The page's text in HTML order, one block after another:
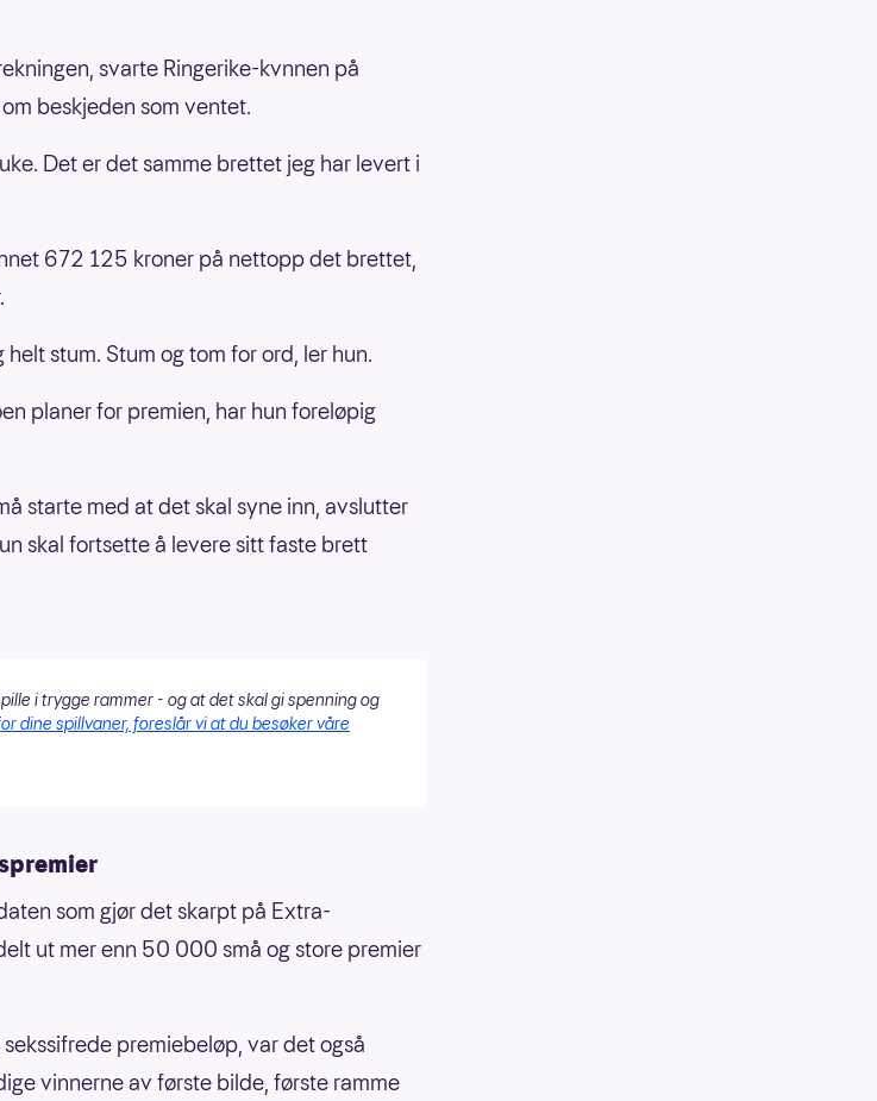
svarte Ringerike-kvnnen på
beskjeden som ventet.
Det er det samme brettet jeg har levert i
672 125 kroner på nettopp det brettet,
stum. Stum og tom for ord, ler hun.
planer for premien, har hun foreløpig
starte med at det skal syne inn, avslutter
skal fortsette å levere sitt faste brett
i trygge rammer - og at det skal gi spenning og
dine spillvaner, foreslår vi at du besøker våre
som gjør det skarpt på Extra-
ut mer enn 50 000 små og store premier
premiebeløp, var det også
vinnerne av første bilde, første ramme